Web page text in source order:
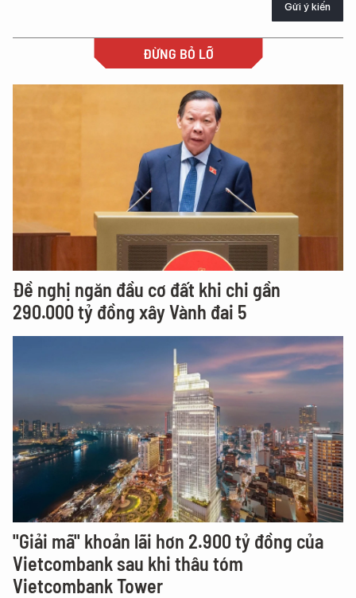
Gửi ý kiến
ĐỪNG BỎ LỠ
Đề nghị ngăn đầu cơ đất khi chi gần
290.000 tỷ đồng xây Vành đai 5
"Giải mã" khoản lãi hơn 2.900 tỷ đồng của
Vietcombank sau khi thâu tóm
Vietcombank Tower